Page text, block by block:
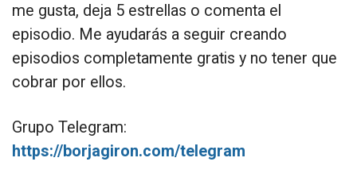
me gusta, deja 5 estrellas o comenta el
episodio. Me ayudarás a seguir creando
episodios completamente gratis y no tener que
cobrar por ellos.
Grupo Telegram:
https://borjagiron.com/telegram